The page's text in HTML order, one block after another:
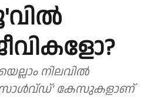
നിലവില്‍
കേസുകളാണ്